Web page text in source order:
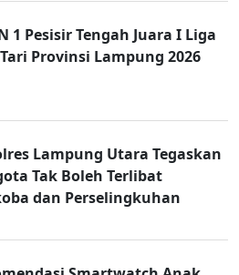
1 Pesisir Tengah Juara I Liga
Provinsi Lampung 2026
Lampung Utara Tegaskan
Tak Boleh Terlibat
dan Perselingkuhan